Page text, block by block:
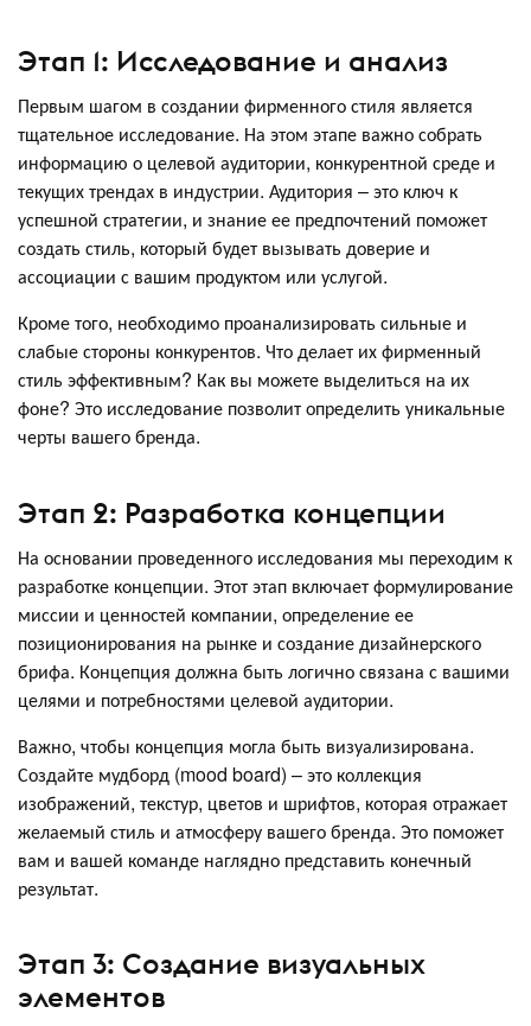
Этап 1: Исследование и анализ
Первым шагом в создании фирменного стиля является
тщательное исследование. На этом этапе важно собрать
информацию о целевой аудитории, конкурентной среде и
текущих трендах в индустрии. Аудитория – это ключ к
успешной стратегии, и знание ее предпочтений поможет
создать стиль, который будет вызывать доверие и
ассоциации с вашим продуктом или услугой.
Кроме того, необходимо проанализировать сильные и
слабые стороны конкурентов. Что делает их фирменный
стиль эффективным? Как вы можете выделиться на их
фоне? Это исследование позволит определить уникальные
черты вашего бренда.
Этап 2: Разработка концепции
На основании проведенного исследования мы переходим к
разработке концепции. Этот этап включает формулирование
миссии и ценностей компании, определение ее
позиционирования на рынке и создание дизайнерского
брифа. Концепция должна быть логично связана с вашими
целями и потребностями целевой аудитории.
Важно, чтобы концепция могла быть визуализирована.
Создайте мудборд (mood board) – это коллекция
изображений, текстур, цветов и шрифтов, которая отражает
желаемый стиль и атмосферу вашего бренда. Это поможет
вам и вашей команде наглядно представить конечный
результат.
Этап 3: Создание визуальных
элементов